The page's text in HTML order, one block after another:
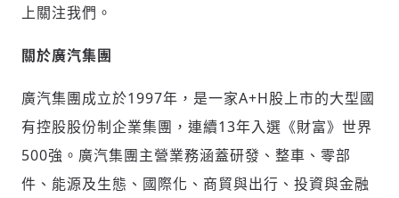
上關注我們。
關於廣汽集團
廣汽集團成立於1997年，是一家A+H股上市的大型國
有控股股份制企業集團，連續13年入選《財富》世界
500強。廣汽集團主營業務涵蓋研發、整車、零部
件、能源及生態、國際化、商貿與出行、投資與金融